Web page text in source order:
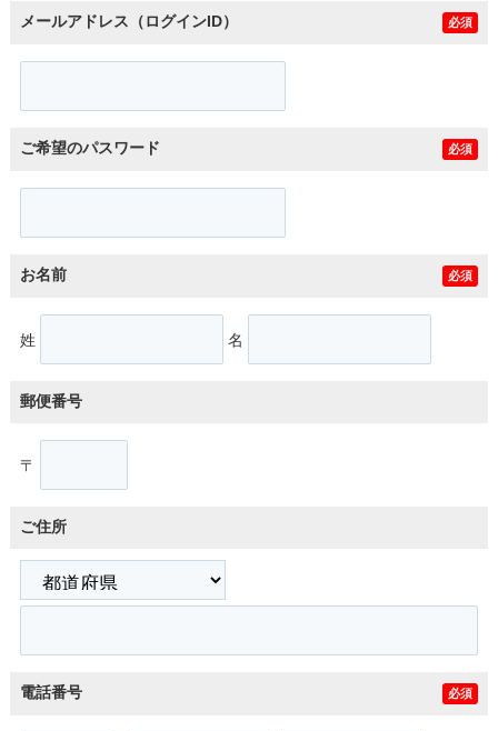
メールアドレス（ログインID） 必須
ご希望のパスワード 必須
お名前 必須
姓 名
郵便番号
〒
ご住所
電話番号 必須